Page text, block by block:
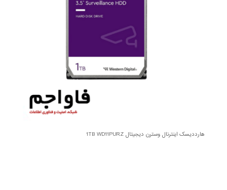
هارددیسک اینترنال وسترن دیجیتال 1TB WD11PURZ